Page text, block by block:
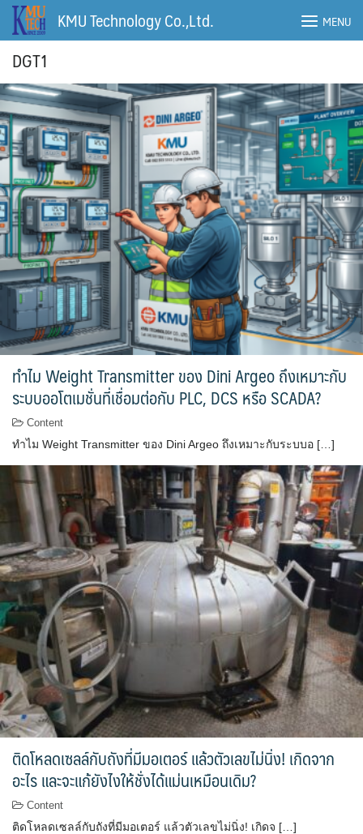
Skip
KMU Technology Co.,Ltd. MENU
DGT1
ทำไม Weight Transmitter ของ Dini Argeo ถึงเหมาะกับ
ระบบออโตเมชั่นที่เชื่อมต่อกับ PLC, DCS หรือ SCADA?
Content
ทำไม Weight Transmitter ของ Dini Argeo ถึงเหมาะกับระบบอ […]
ติดโหลดเซลล์กับถังที่มีมอเตอร์ แล้วตัวเลขไม่นิ่ง! เกิดจาก
อะไร และจะแก้ยังไงให้ชั่งได้แม่นเหมือนเดิม?
Content
ติดโหลดเซลล์กับถังที่มีมอเตอร์ แล้วตัวเลขไม่นิ่ง! เกิดจ […]